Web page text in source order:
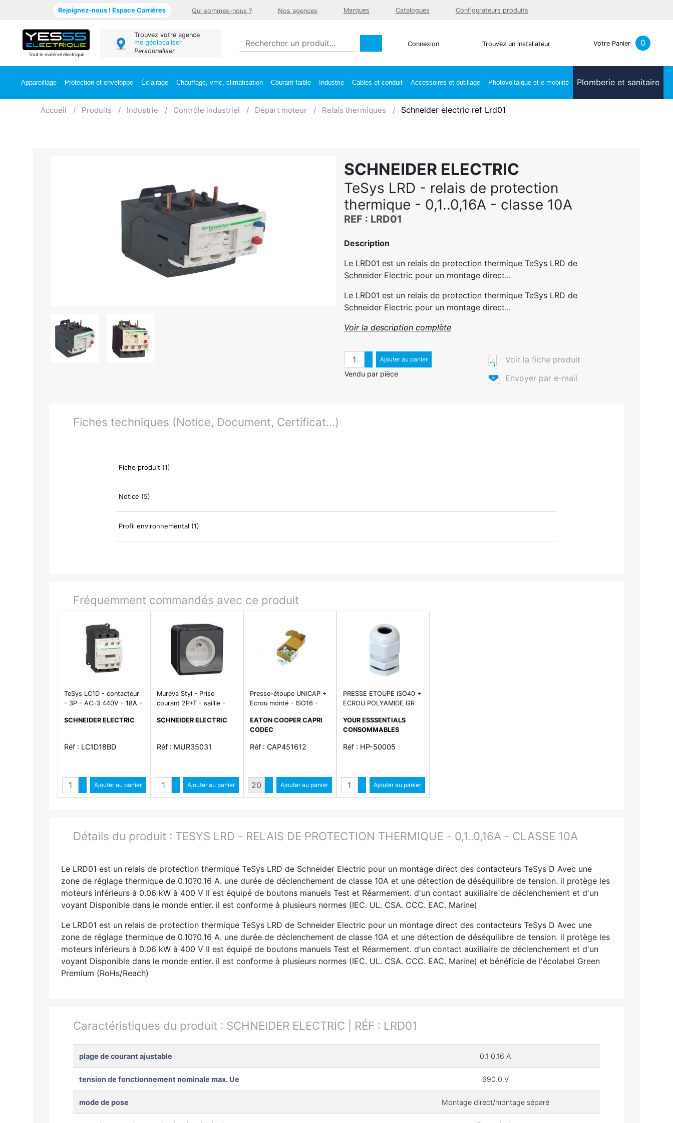
Rejoignez-nous ! Espace Carrières Qui sommes-nous ? Nos agences Marques Catalogues Configurateurs produits
Tout le matériel électrique
Trouvez votre agence
me géolocaliser
Personnaliser
Connexion Trouvez un installateur Votre Panier 0
Appareillage Protection et enveloppe Éclairage Chauffage, vmc, climatisation Courant faible Industrie Cables et conduit Accessoires et outillage Photovoltaique et e-mobilité Plomberie et sanitaire
Accueil Produits Industrie Contrôle industriel Départ moteur Relais thermiques Schneider electric ref Lrd01
SCHNEIDER ELECTRIC
TeSys LRD - relais de protection
thermique - 0,1..0,16A - classe 10A
REF : LRD01
Description
Le LRD01 est un relais de protection thermique TeSys LRD de
Schneider Electric pour un montage direct...
Le LRD01 est un relais de protection thermique TeSys LRD de
Schneider Electric pour un montage direct...
Voir la description complète
QuantitéAugmenter quantité
Diminuer quantité
Ajouter au panier
Vendu par pièce
Voir la fiche produit
Envoyer par e-mail
Fiches techniques (Notice, Document, Certificat...)
Fiche produit (1)
Notice (5)
Profil environnemental (1)
Fréquemment commandés avec ce produit
TeSys LC1D - contacteur
- 3P - AC-3 440V - 18A -
SCHNEIDER ELECTRIC
Réf : LC1D18BD
Quantité
Augmenter quantité
Diminuer quantité
Ajouter au panier
Mureva Styl - Prise
courant 2P+T - saillie -
auto - gris
SCHNEIDER ELECTRIC
Réf : MUR35031
Quantité
Augmenter quantité
Diminuer quantité
Ajouter au panier
Presse-étoupe UNICAP +
Ecrou monté - ISO16 -
plage de température
-40°C à +100°C
EATON COOPER CAPRI
CODEC
Réf : CAP451612
Quantité
Augmenter quantité
Diminuer quantité
Ajouter au panier
PRESSE ETOUPE ISO40 +
ECROU POLYAMIDE GR
YOUR ESSSENTIALS
CONSOMMABLES
Réf : HP-50005
Quantité
Augmenter quantité
Diminuer quantité
Ajouter au panier
Détails du produit : TESYS LRD - RELAIS DE PROTECTION THERMIQUE - 0,1..0,16A - CLASSE 10A
Le LRD01 est un relais de protection thermique TeSys LRD de Schneider Electric pour un montage direct des contacteurs TeSys D Avec une
zone de réglage thermique de 0.10?0.16 A. une durée de déclenchement de classe 10A et une détection de déséquilibre de tension. il protège les
moteurs inférieurs à 0.06 kW à 400 V Il est équipé de boutons manuels Test et Réarmement. d'un contact auxiliaire de déclenchement et d'un
voyant Disponible dans le monde entier. il est conforme à plusieurs normes (IEC. UL. CSA. CCC. EAC. Marine)
Le LRD01 est un relais de protection thermique TeSys LRD de Schneider Electric pour un montage direct des contacteurs TeSys D Avec une
zone de réglage thermique de 0.10?0.16 A. une durée de déclenchement de classe 10A et une détection de déséquilibre de tension. il protège les
moteurs inférieurs à 0.06 kW à 400 V Il est équipé de boutons manuels Test et Réarmement. d'un contact auxiliaire de déclenchement et d'un
voyant Disponible dans le monde entier. il est conforme à plusieurs normes (IEC. UL. CSA. CCC. EAC. Marine) et bénéficie de l'écolabel Green
Premium (RoHs/Reach)
Caractéristiques du produit : SCHNEIDER ELECTRIC | RÉF : LRD01
plage de courant ajustable 0.1 0.16 A
tension de fonctionnement nominale max. Ue 690.0 V
mode de pose Montage direct/montage séparé